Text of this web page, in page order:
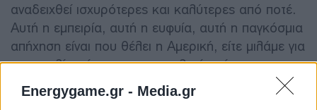
Energygame.gr - Media.gr
αναδειχθεί ισχυρότερες και καλύτερες από ποτέ.
Αυτή η εμπειρία, αυτή η ευφυία, αυτή η παγκόσμια
απήχηση είναι που θέλει η Αμερική, είτε μιλάμε για
τη ναυτιλία, είτε για την τεχνολογία, είτε για την
ενέργεια, είτε για τη μεταποίηση, υπάρχει πάντα
χώρος για το ελληνικό κεφάλαιο και την ελληνική